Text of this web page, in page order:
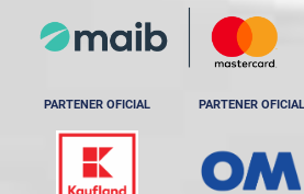
PARTENER OFICIAL PARTENER OFICIAL